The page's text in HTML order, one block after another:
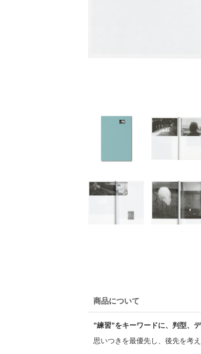
商品について
”練習”をキーワードに、判型、
思いつきを最優先し、後先を考